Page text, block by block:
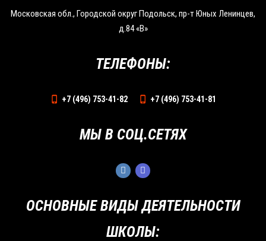
ОСНОВНЫЕ ВИДЫ ДЕЯТЕЛЬНОСТИ
ШКОЛЫ:
Московская обл., Городской округ Подольск, пр-т Юных Ленинцев,
д.84 «В»
ТЕЛЕФОНЫ:
+7 (496) 753-41-82 +7 (496) 753-41-81
МЫ В СОЦ.СЕТЯХ